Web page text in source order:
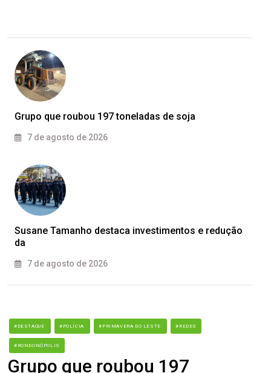
Grupo que roubou 197 toneladas de soja
7 de agosto de 2026
Susane Tamanho destaca investimentos e redução
da
7 de agosto de 2026
#DESTAQUE #POLÍCIA #PRIMAVERA DO LESTE #REDES
#RONDONÓPOLIS
Grupo que roubou 197